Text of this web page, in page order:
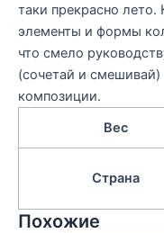
таки прекрасно
элементы и формы
что смело
(сочетай и смешивай)
композиции.
Вес
Страна
Похожие